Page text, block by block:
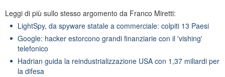
Leggi di più sullo stesso argomento da Franco Miretti:
LightSpy, da spyware statale a commerciale: colpiti 13 Paesi
Google: hacker estorcono grandi finanziarie con il 'vishing'
telefonico
Hadrian guida la reindustrializzazione USA con 1,37 miliardi per
la difesa